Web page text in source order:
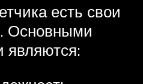
есть свои
Основными
являются: